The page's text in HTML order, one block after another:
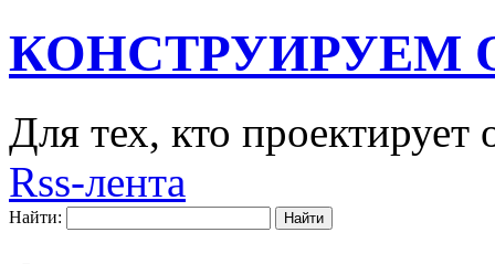
КОНСТРУИРУЕМ
Для тех, кто проектирует
Rss-лента
Найти: